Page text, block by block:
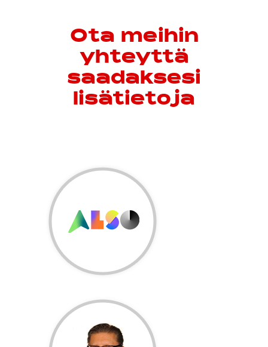
Ota meihin
yhteyttä
saadaksesi
lisätietoja